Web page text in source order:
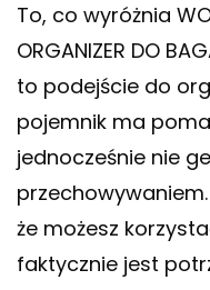
To, co wyróżnia
ORGANIZER DO
to podejście do
pojemnik ma
jednocześnie nie
że możesz
faktycznie jest